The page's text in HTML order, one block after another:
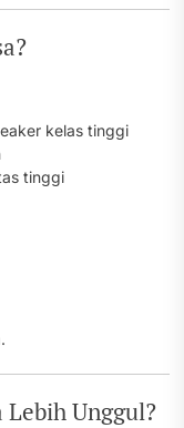
kelas tinggi
tinggi
Lebih Unggul?